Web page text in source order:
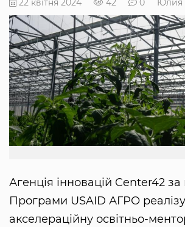
22 квітня 2024 42 0 Юлия
Агенція інновацій Center42
Програми USAID АГРО
акселераційну освітньо-